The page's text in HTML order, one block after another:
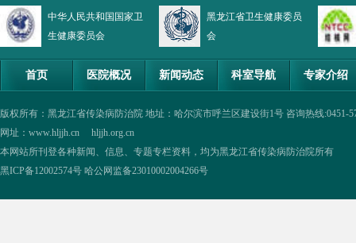
中华人民共和国国家卫
生健康委员会
黑龙江省卫生健康委员
会
首页 医院概况 新闻动态 科室导航 专家介绍
版权所有：黑龙江省传染病防治院 地址：哈尔滨市呼兰区建设街1号 咨询热线:0451-
网址：www.hljjh.cn hljjh.org.cn
本网站所刊登各种新闻、信息、专题专栏资料，均为黑龙江省传染病防治院所有
黑ICP备12002574号 哈公网监备23010002004266号